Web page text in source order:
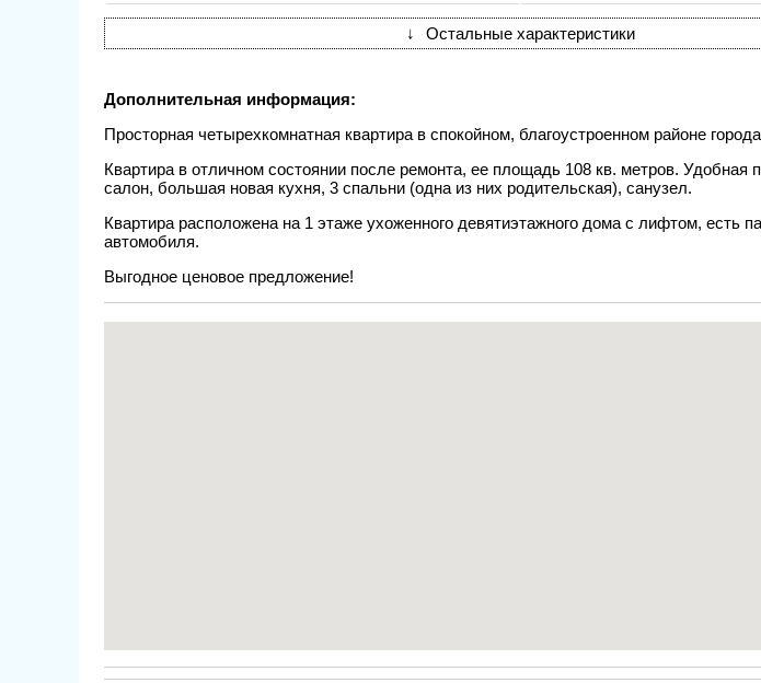
↓ Остальные характеристики
Дополнительная информация:
Просторная четырехкомнатная квартира в спокойном, благоустроенном районе
Квартира в отличном состоянии после ремонта, ее площадь 108 кв. метров. Удобная
салон, большая новая кухня, 3 спальни (одна из них родительская), санузел.
Квартира расположена на 1 этаже ухоженного девятиэтажного дома с лифтом, есть
автомобиля.
Выгодное ценовое предложение!